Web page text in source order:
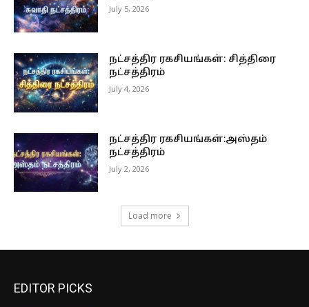
July 5, 2026
நட்சத்திர ரகசியங்கள்: சித்திரை
நட்சத்திரம்
July 4, 2026
நட்சத்திர ரகசியங்கள்:அஸ்தம்
நட்சத்திரம்
July 2, 2026
Load more
EDITOR PICKS